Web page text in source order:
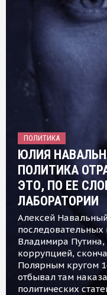
ПОЛИТИКА
ЮЛИЯ
ПОЛИТИКА
ЭТО, ПО ЕЕ
ЛАБОРАТОРИИ
Алексей
последовательных
Владимира
коррупцией,
Полярным кругом
отбывал там
политических